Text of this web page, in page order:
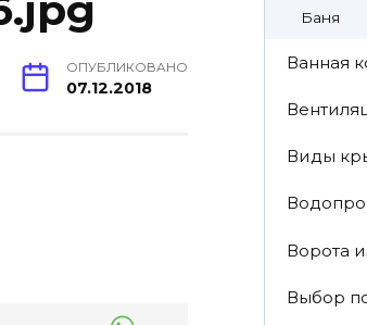
ОПУБЛИКОВАНО
07.12.2018
Баня
Ванная
Виды
Ворота
Выбор